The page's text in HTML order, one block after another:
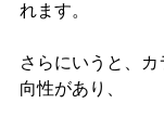
れます。
さらにいうと、
向性があり、